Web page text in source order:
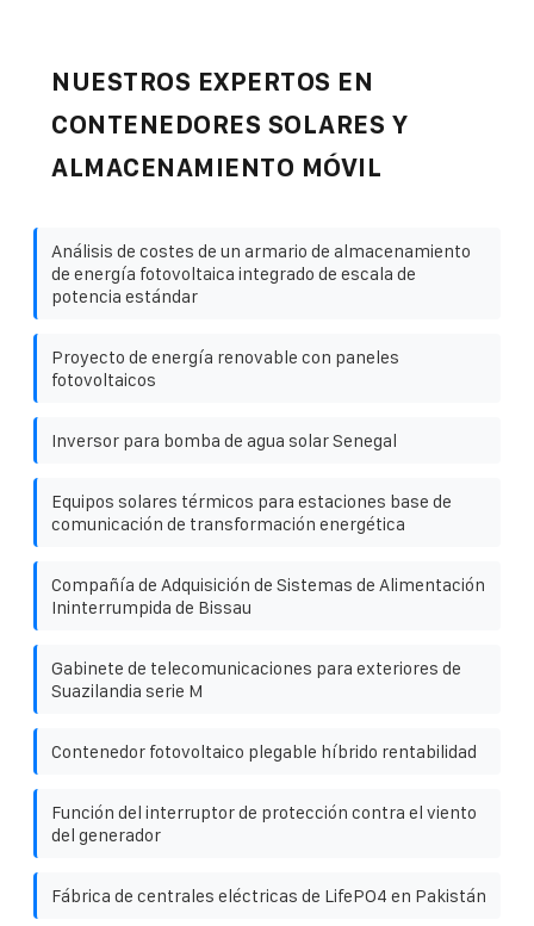
NUESTROS EXPERTOS EN
CONTENEDORES SOLARES Y
ALMACENAMIENTO MÓVIL
Análisis de costes de un armario de almacenamiento
de energía fotovoltaica integrado de escala de
potencia estándar
Proyecto de energía renovable con paneles
fotovoltaicos
Inversor para bomba de agua solar Senegal
Equipos solares térmicos para estaciones base de
comunicación de transformación energética
Compañía de Adquisición de Sistemas de Alimentación
Ininterrumpida de Bissau
Gabinete de telecomunicaciones para exteriores de
Suazilandia serie M
Contenedor fotovoltaico plegable híbrido rentabilidad
Función del interruptor de protección contra el viento
del generador
Fábrica de centrales eléctricas de LifePO4 en Pakistán